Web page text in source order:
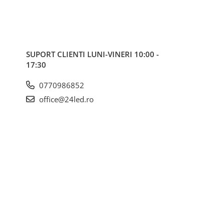
SUPORT CLIENTI LUNI-VINERI 10:00 -
17:30
0770986852
office@24led.ro